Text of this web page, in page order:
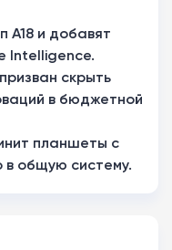
A18 и добавят
Intelligence.
скрыть
в бюджетной
планшеты с
в общую систему.